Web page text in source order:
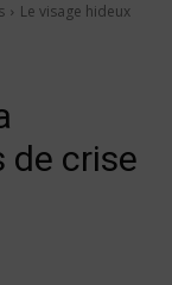
Le visage hideux
de crise